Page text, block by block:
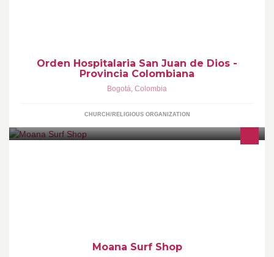
Orden Hospitalaria San Juan de Dios -
Provincia Colombiana
Bogotá, Colombia
CHURCH/RELIGIOUS ORGANIZATION
Moana Surf Shop